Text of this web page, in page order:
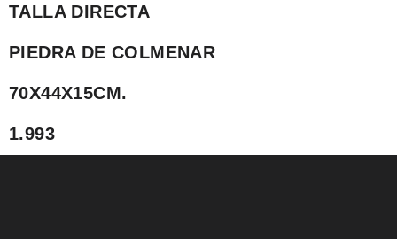
TALLA DIRECTA
PIEDRA DE COLMENAR
70X44X15CM.
1.993